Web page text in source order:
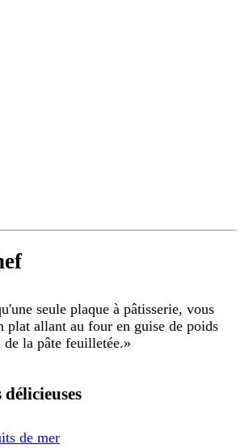
seule plaque à pâtisserie, vous
plat allant au four en guise de poids
la pâte feuilletée.»
délicieuses
de mer